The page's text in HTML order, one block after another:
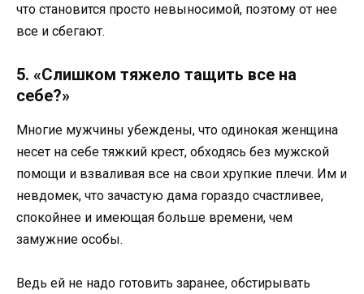
что становится просто невыносимой, поэтому от нее
все и сбегают.
5. «Слишком тяжело тащить все на
себе?»
Многие мужчины убеждены, что одинокая женщина
несет на себе тяжкий крест, обходясь без мужской
помощи и взваливая все на свои хрупкие плечи. Им и
невдомек, что зачастую дама гораздо счастливее,
спокойнее и имеющая больше времени, чем
замужние особы.
Ведь ей не надо готовить заранее, обстирывать